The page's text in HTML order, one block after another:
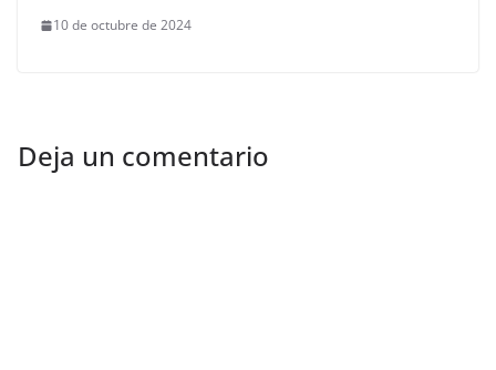
10 de octubre de 2024
Deja un comentario